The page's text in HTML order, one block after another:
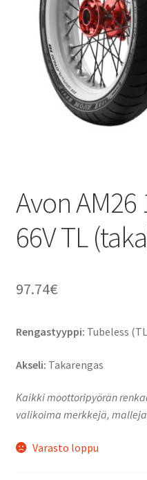
Avon AM26
66V TL
97.74€
Rengastyyppi: Tubeless
Akseli: Takarengas
Kaikki moottoripyörän
valikoima merkkejä,
Varasto loppu